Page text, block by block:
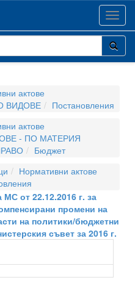
актове
ВИДОВЕ
Постановления
актове
- ПО МАТЕРИЯ
Бюджет
Нормативни актове
от 22.12.2016 г. за
промени на
на политики/бюджетни
съвет за 2016 г.